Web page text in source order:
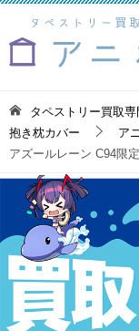
タペストリー買取
抱き枕カバー
ア
アズールレーン C94限